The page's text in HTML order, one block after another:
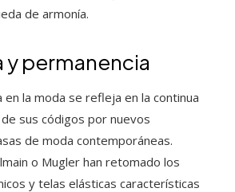
de armonía.
y permanencia
en la moda se refleja en la continua
sus códigos por nuevos
de moda contemporáneas.
o Mugler han retomado los
y telas elásticas características